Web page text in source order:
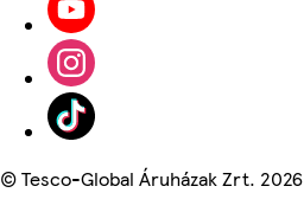
©Tesco-Global Áruházak Zrt. 2026